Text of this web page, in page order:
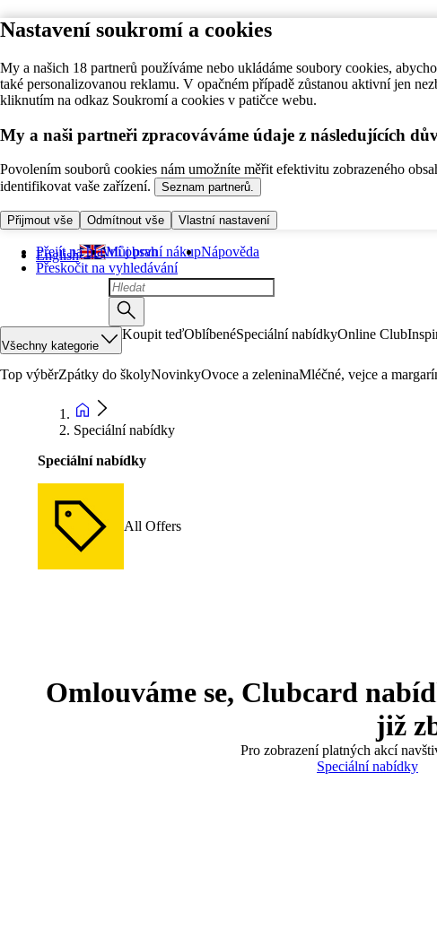
Nastavení soukromí a cookies
My a našich 18 partnerů používáme nebo ukládáme soubory cookies,
také personalizovanou reklamu. V opačném případě zůstanou aktivní jen
kliknutím na odkaz Soukromí a cookies v patičce webu.
My a naši partneři zpracováváme údaje z následujících
Povolením souborů cookies nám umožníte měřit efektivitu zobrazeného
identifikovat vaše zařízení.
Seznam partnerů.
Přijmout vše Odmítnout vše Vlastní nastavení
Přejít na hlavní obsah
Přeskočit na vyhledávání
English Můj první nákupNápověda
Všechny kategorie
Koupit teďOblíbenéSpeciální nabídkyOnline Club
Top výběrZpátky do školyNovinkyOvoce a zeleninaMléčné, vejce a
Speciální nabídky
Speciální nabídky
All Offers
Omlouváme se, Clubcard
již
Pro zobrazení platných akcí
Speciální nabídky